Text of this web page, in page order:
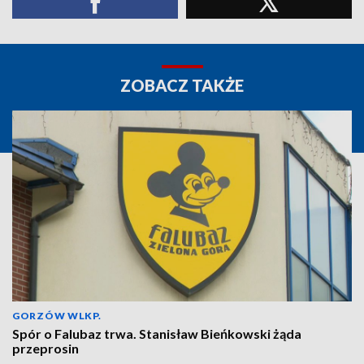
ZOBACZ TAKŻE
GORZÓW WLKP.
Spór o Falubaz trwa. Stanisław Bieńkowski żąda
przeprosin